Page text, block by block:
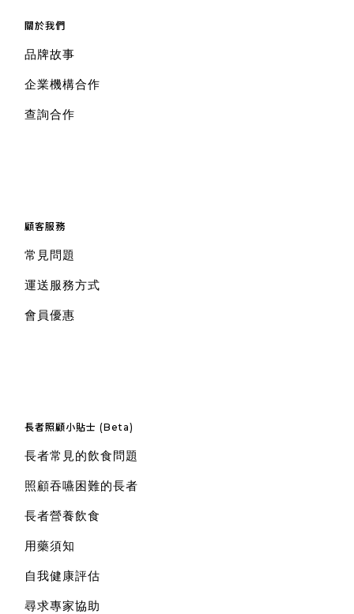
關於我們
品牌故事
企業機構合作
查詢合作
顧客服務
常見問題
運送服務方式
會員優惠
長者照顧小貼士 (Beta)
長者常見的飲食問題
照顧吞嚥困難的長者
長者營養飲食
用藥須知
自我健康評估
尋求專家協助